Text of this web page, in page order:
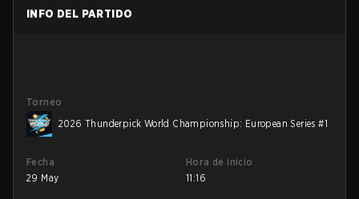
INFO DEL PARTIDO
Torneo
2026 Thunderpick World Championship: European Series #1
Fecha
29 May
Hora de inicio
11:16